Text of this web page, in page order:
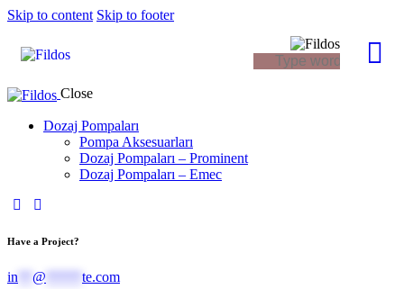
Skip to content Skip to footer
Close
Dozaj Pompaları
Pompa Aksesuarları
Dozaj Pompaları – Prominent
Dozaj Pompaları – Emec
Have a Project?
in @ te.com